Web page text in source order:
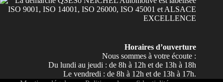
Horaires d’ouverture
Nous sommes à votre écoute :
Du lundi au jeudi : de 8h à 12h et de 13h à 18h
Le vendredi : de 8h à 12h et de 13h à 17h.